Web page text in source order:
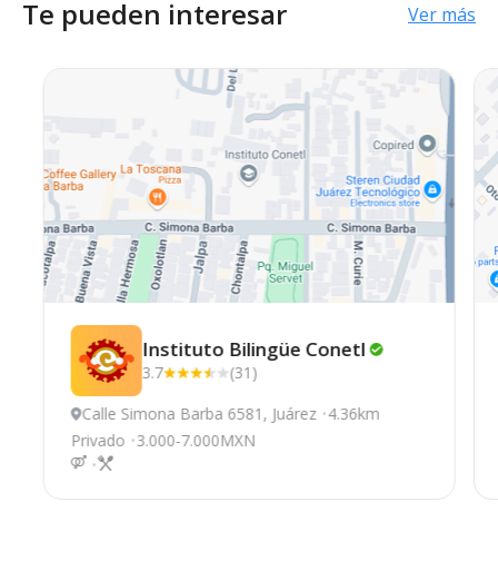
Te pueden interesar Ver más
Instituto Bilingüe Conetl
3.7
(31)
Calle Simona Barba 6581, Juárez 4.36km
Privado 3.000-7.000MXN